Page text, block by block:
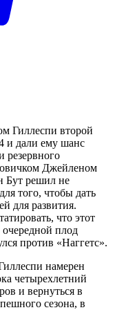
Гиллеспи второй
и дали ему шанс
резервного
Джейленом
Бут решил не
того, чтобы дать
для развития.
что этот
плод
против «Наггетс».
намерен
четырехлетний
и вернуться в
сезона, в